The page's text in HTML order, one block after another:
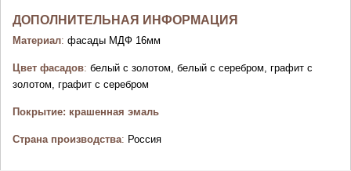
ДОПОЛНИТЕЛЬНАЯ ИНФОРМАЦИЯ
Материал: фасады МДФ 16мм
Цвет фасадов: белый с золотом, белый с серебром, графит с
золотом, графит с серебром
Покрытие: крашенная эмаль
Страна производства: Россия